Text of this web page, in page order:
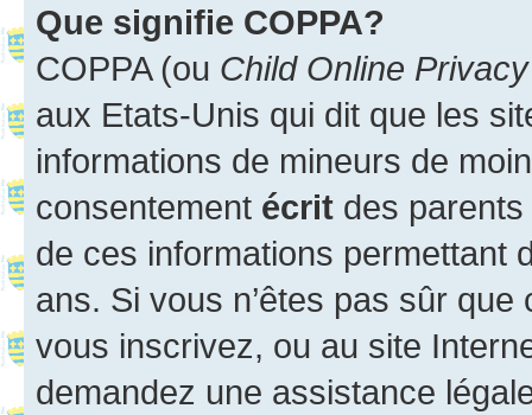
Que signifie COPPA?
COPPA (ou Child Online
aux Etats-Unis qui dit que les
informations de mineurs de
consentement écrit des parents
de ces informations permettant
ans. Si vous n’êtes pas sûr
vous inscrivez, ou au site
demandez une assistance